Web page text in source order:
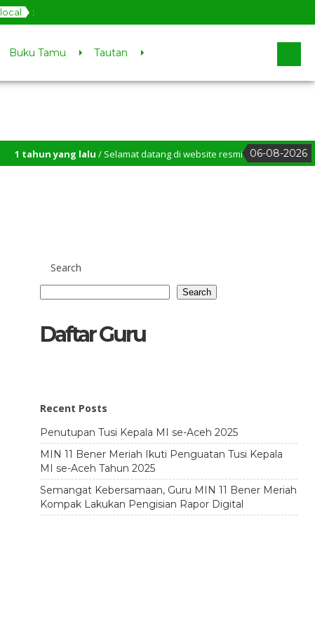
local :
Buku Tamu Tautan
06-08-2026
1 tahun yang lalu/ Selamat datang di website resmi MIN 11 Bener
Search
Search
Daftar Guru
Recent Posts
Penutupan Tusi Kepala MI se-Aceh 2025
MIN 11 Bener Meriah Ikuti Penguatan Tusi Kepala
MI se-Aceh Tahun 2025
Semangat Kebersamaan, Guru MIN 11 Bener Meriah
Kompak Lakukan Pengisian Rapor Digital